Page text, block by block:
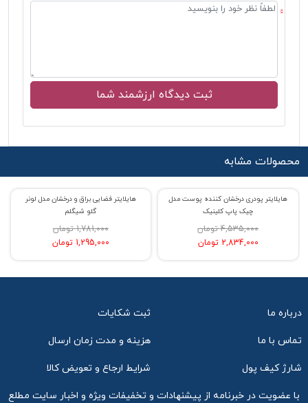
محصولات مشابه
% حراج 27
هایلایتر فضایی براق و درخشان مدل لونر
گلو شیگلم
1,781,000 تومان
1,295,000 تومان
% حراج 38
هایلایتر پودری درخشان کننده پوست مدل
چیک پاپ کلینیک
4,535,000 تومان
2,834,000 تومان
درباره ما ثبت شکایات
تماس با ما هزینه و مدت زمان ارسال
شارژ کیف پول شرایط ارجاع و تعویض کالا
با عضویت در خبرنامه از پیشنهادات و تخفیفات ویژه و اخبار سایت مطلع